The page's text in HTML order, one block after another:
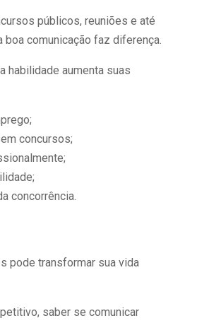
públicos, reuniões e até
comunicação faz diferença.
habilidade aumenta suas
concursos;
concorrência.
pode transformar sua vida
saber se comunicar